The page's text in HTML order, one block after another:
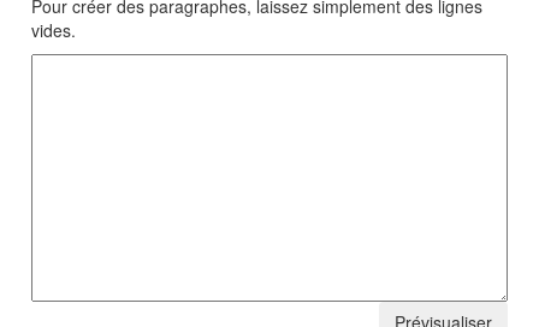
Pour créer des paragraphes, laissez simplement des lignes
vides.